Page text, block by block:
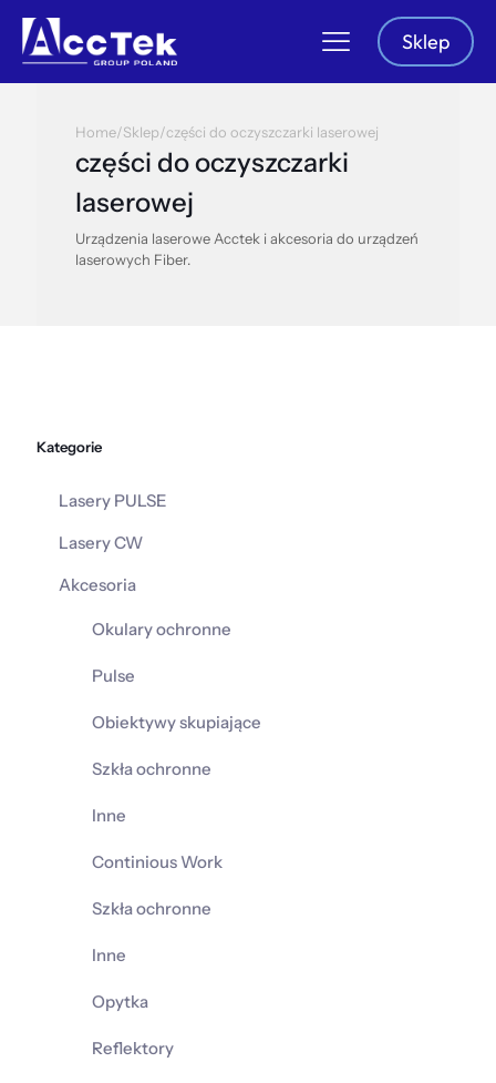
Sklep
Home/Sklep/części do oczyszczarki laserowej
części do oczyszczarki
laserowej
Urządzenia laserowe Acctek i akcesoria do urządzeń
laserowych Fiber.
Kategorie
Lasery PULSE
Lasery CW
Akcesoria
Okulary ochronne
Pulse
Obiektywy skupiające
Szkła ochronne
Inne
Continious Work
Szkła ochronne
Inne
Opytka
Reflektory